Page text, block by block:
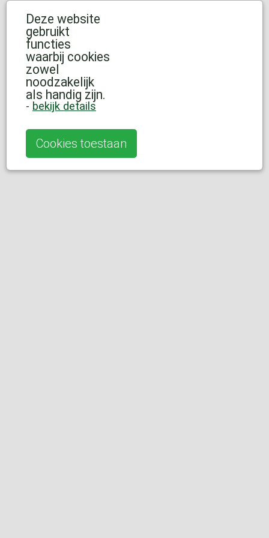
Deze website
gebruikt
functies
waarbij cookies
zowel
noodzakelijk
als handig zijn.
- bekijk details
Cookies toestaan